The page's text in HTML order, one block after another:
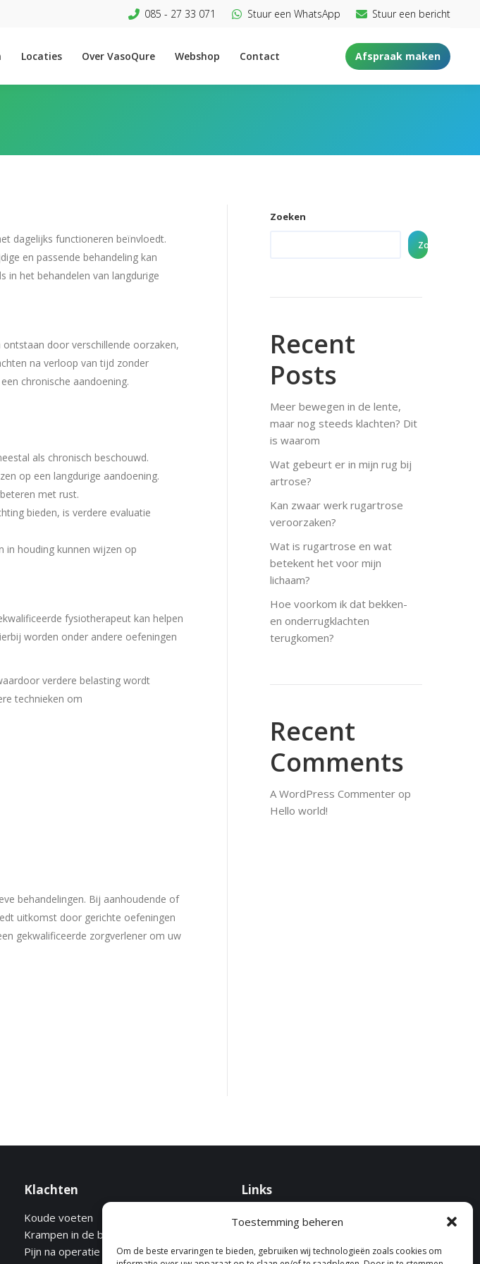
Toestemming beheren
Om de beste ervaringen te bieden, gebruiken wij technologieën zoals cookies om
085 - 27 33 071 Stuur een WhatsApp Stuur een bericht
Locaties Over VasoQure Webshop Contact Afspraak maken
dagelijks functioneren beïnvloedt.
en passende behandeling kan
in het behandelen van langdurige
door verschillende oorzaken,
na verloop van tijd zonder
chronische aandoening.
als chronisch beschouwd.
op een langdurige aandoening.
met rust.
bieden, is verdere evaluatie
in houding kunnen wijzen op
fysiotherapeut kan helpen
worden onder andere oefeningen
verdere belasting wordt
technieken om
behandelingen. Bij aanhoudende of
uitkomst door gerichte oefeningen
gekwalificeerde zorgverlener om uw
Zoeken
Zoeken
Recent
Posts
Meer bewegen in de lente,
maar nog steeds klachten? Dit
is waarom
Wat gebeurt er in mijn rug bij
artrose?
Kan zwaar werk rugartrose
veroorzaken?
Wat is rugartrose en wat
betekent het voor mijn
lichaam?
Hoe voorkom ik dat bekken-
en onderrugklachten
terugkomen?
Recent
Comments
A WordPress Commenter op
Hello world!
Klachten
Koude voeten
Krampen in de benen
Pijn na operatie
Links
Disclaimer
Privacyreglement